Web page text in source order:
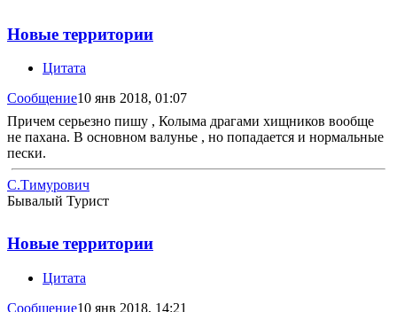
Новые территории
Цитата
Сообщение10 янв 2018, 01:07
Причем серьезно пишу , Колыма драгами хищников вообще
не пахана. В основном валунье , но попадается и нормальные
пески.
С.Тимурович
Бывалый Турист
Новые территории
Цитата
Сообщение10 янв 2018, 14:21